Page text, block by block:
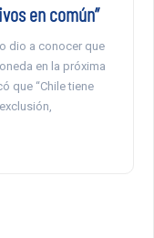
en común”
dio a conocer que
en la próxima
que “Chile tiene